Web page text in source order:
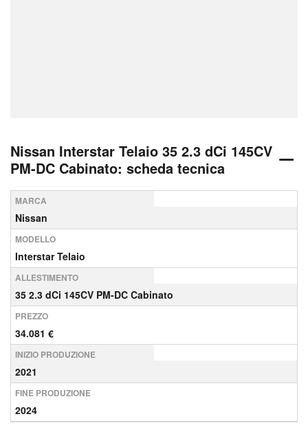
Nissan Interstar Telaio 35 2.3 dCi 145CV
PM-DC Cabinato: scheda tecnica
MARCA
Nissan
MODELLO
Interstar Telaio
ALLESTIMENTO
35 2.3 dCi 145CV PM-DC Cabinato
PREZZO
34.081 €
INIZIO PRODUZIONE
2021
FINE PRODUZIONE
2024